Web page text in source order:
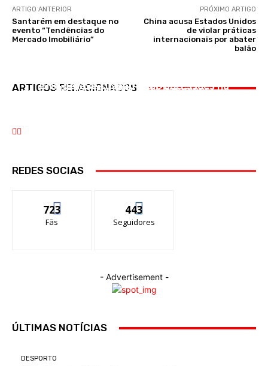
ARTIGO ANTERIOR
Santarém em destaque no
evento “Tendências do
Mercado Imobiliário”
PRÓXIMO ARTIGO
China acusa Estados Unidos
de violar práticas
internacionais por abater
balão
ARTIGOS RELACIONADOS
títulonoPadelGrand Champions
GNR deteve suspeitos de agressões na
Motociclista morre atropelado por pesado na
REDES SOCIAS
723
Fãs
443
Seguidores
- Advertisement -
ÚLTIMAS NOTÍCIAS
DESPORTO